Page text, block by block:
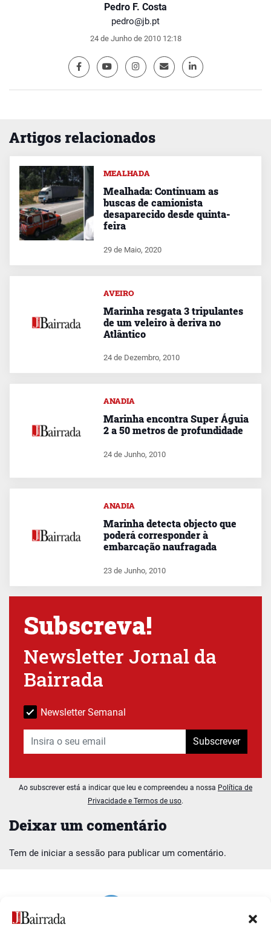
Pedro F. Costa
pedro@jb.pt
24 de Junho de 2010 12:18
Artigos relacionados
Deixar um comentário
Tem de iniciar a sessão para publicar um comentário.
MEALHADA
Mealhada: Continuam as
buscas de camionista
desaparecido desde quinta-
feira
29 de Maio, 2020
AVEIRO
Marinha resgata 3 tripulantes
de um veleiro à deriva no
Atlântico
24 de Dezembro, 2010
ANADIA
Marinha encontra Super Águia
2 a 50 metros de profundidade
24 de Junho, 2010
ANADIA
Marinha detecta objecto que
poderá corresponder à
embarcação naufragada
23 de Junho, 2010
Subscreva!
Newsletter Jornal da
Bairrada
Newsletter Semanal
Subscrever
Ao subscrever está a indicar que leu e compreendeu a nossa Política de
Privacidade e Termos de uso.